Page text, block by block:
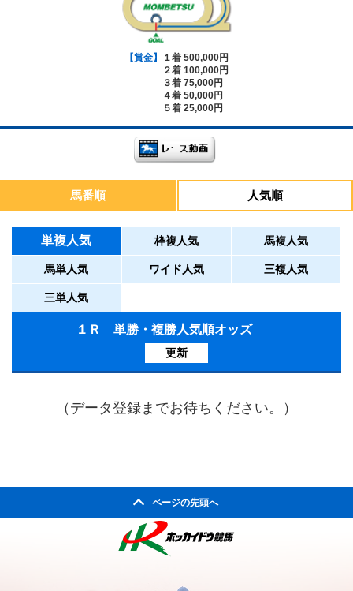
【賞金】
１着 500,000円
２着 100,000円
３着 75,000円
４着 50,000円
５着 25,000円
馬番順 人気順
単複人気 枠複人気 馬複人気
馬単人気 ワイド人気 三複人気
三単人気
１Ｒ 単勝・複勝人気順オッズ
更新
（データ登録までお待ちください。）
ページの先頭へ